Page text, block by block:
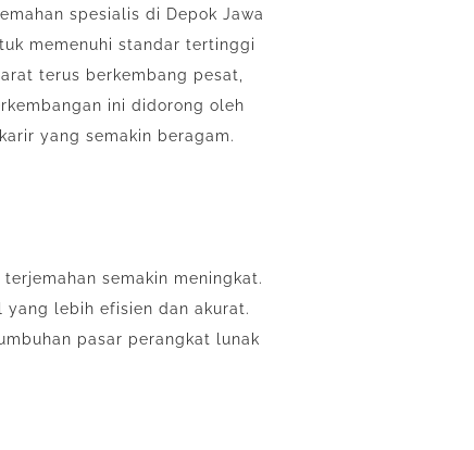
spesialis di Depok Jawa
memenuhi standar tertinggi
terus berkembang pesat,
ini didorong oleh
yang semakin beragam.
semakin meningkat.
yang lebih efisien dan akurat.
pasar perangkat lunak